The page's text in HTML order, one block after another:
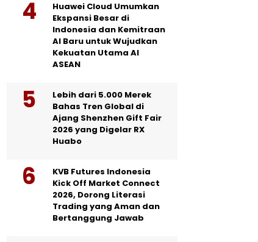
Huawei Cloud Umumkan
Ekspansi Besar di
Indonesia dan Kemitraan
AI Baru untuk Wujudkan
Kekuatan Utama AI
ASEAN
Lebih dari 5.000 Merek
Bahas Tren Global di
Ajang Shenzhen Gift Fair
2026 yang Digelar RX
Huabo
KVB Futures Indonesia
Kick Off Market Connect
2026, Dorong Literasi
Trading yang Aman dan
Bertanggung Jawab